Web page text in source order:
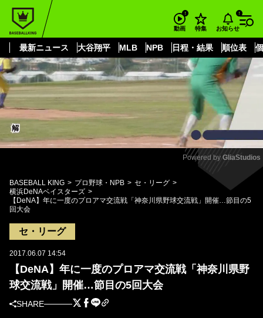
動画 特集 お知らせ
最新ニュース 大谷翔平 MLB NPB 日程・結果 順位表
もっと見る
Mute
Powered by GliaStudios
BASEBALL KING プロ野球・NPB
セ・リーグ
横浜DeNAベイスターズ
【DeNA】年に一度のプロアマ交流戦「神奈川県野球交流戦」開催…節目の5
回大会
セ・リーグ
2017.06.07 14:54
【DeNA】年に一度のプロアマ交流戦「神奈川県野
球交流戦」開催…節目の5回大会
SHARE